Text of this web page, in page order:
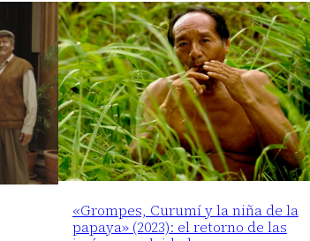
«Grompes, Curumí y la niña de la
papaya» (2023): el retorno de las